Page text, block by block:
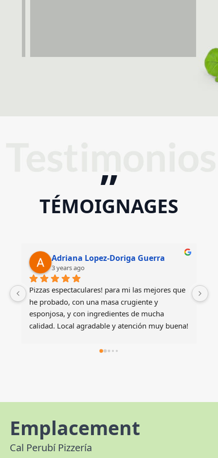
”
TÉMOIGNAGES
que
buena!
Elena Argensola
3 years ago
Un local con mucho encanto para degustar una
auténtica pizza italiana. Productos de maxima
calidad que traen cada semana desde la bella
Italia .Precios mas que razonables ,dada la
de Vero y Jaume ,son los propietarios y
Emplacement
Cal Perubí Pizzería